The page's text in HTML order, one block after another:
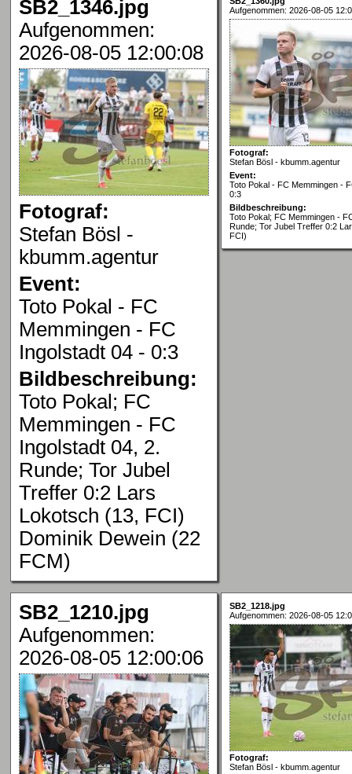
SB2_1346.jpg
Aufgenommen:
2026-08-05 12:00:08
Fotograf:
Stefan Bösl -
kbumm.agentur
Event:
Toto Pokal - FC
Memmingen - FC
Ingolstadt 04 - 0:3
Bildbeschreibung:
Toto Pokal; FC
Memmingen - FC
Ingolstadt 04, 2.
Runde; Tor Jubel
Treffer 0:2 Lars
Lokotsch (13, FCI)
Dominik Dewein (22
FCM)
Aufgenommen: 2026-08-05
Fotograf:
Stefan Bösl - kbumm.agentur
Event:
Toto Pokal - FC Memmingen -
0:3
Bildbeschreibung:
Toto Pokal; FC Memmingen -
Runde; Tor Jubel Treffer 0:2
FCI)
SB2_1210.jpg
Aufgenommen:
2026-08-05 12:00:06
SB2_1218.jpg
Aufgenommen: 2026-08-05
Fotograf:
Stefan Bösl - kbumm.agentur